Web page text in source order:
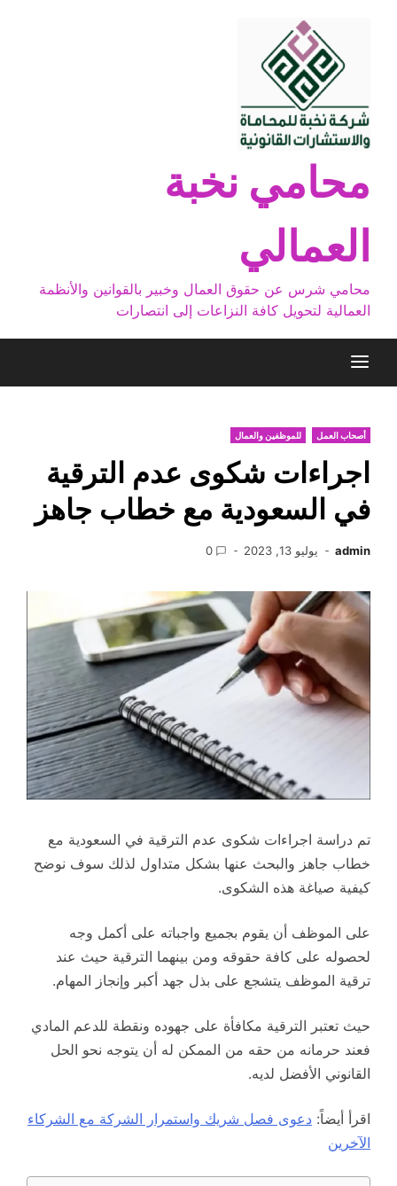
محامي نخبة
العمالي
محامي شرس عن حقوق العمال وخبير بالقوانين والأنظمة
العمالية لتحويل كافة النزاعات إلى انتصارات
أصحاب العمل للموظفين والعمال
اجراءات شكوى عدم الترقية
في السعودية مع خطاب جاهز
admin يوليو 13, 2023 0
تم دراسة اجراءات شكوى عدم الترقية في السعودية مع
خطاب جاهز والبحث عنها بشكل متداول لذلك سوف نوضح
كيفية صياغة هذه الشكوى.
على الموظف أن يقوم بجميع واجباته على أكمل وجه
لحصوله على كافة حقوقه ومن بينهما الترقية حيث عند
ترقية الموظف يتشجع على بذل جهد أكبر وإنجاز المهام.
حيث تعتبر الترقية مكافأة على جهوده ونقطة للدعم المادي
فعند حرمانه من حقه من الممكن له أن يتوجه نحو الحل
القانوني الأفضل لديه.
اقرأ أيضاً: دعوى فصل شريك واستمرار الشركة مع الشركاء
الآخرين